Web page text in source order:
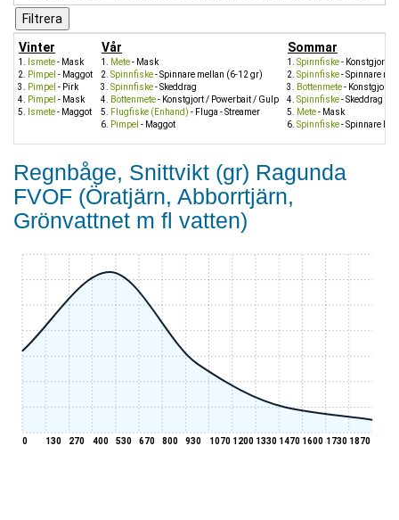
Vinter
Ismete- Mask
Pimpel - Maggot
Pimpel - Pirk
Pimpel - Mask
Ismete- Maggot
Vår
Mete- Mask
Spinnfiske- Spinnare mellan (6-12 gr)
Spinnfiske- Skeddrag
Bottenmete- Konstgjort / Powerbait / Gulp
Flugfiske (Enhand) - Fluga - Streamer
Pimpel - Maggot
Sommar
Spinnfiske- Konstgjort /
Spinnfiske- Spinnare
Bottenmete- Konstgjort /
Spinnfiske- Skeddrag
Mete- Mask
Spinnfiske- Spinnare
Regnbåge, Snittvikt (gr) Ragunda
FVOF (Öratjärn, Abborrtjärn,
Grönvattnet m fl vatten)
0 130 270 400 530 670 800 930 1070 1200 1330 1470 1600 1730 1870